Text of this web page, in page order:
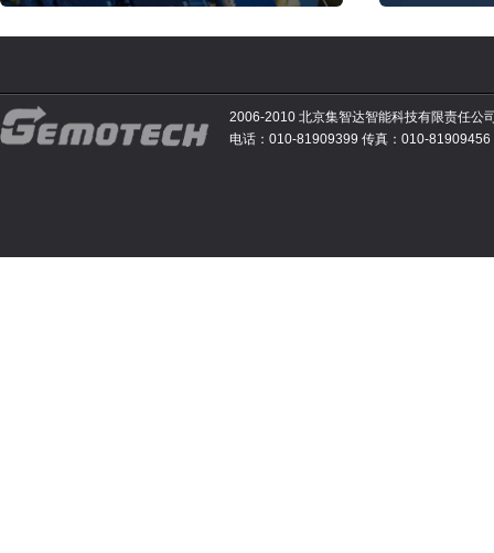
2006-2010 北京集智达智能科技有限责任公
电话：010-81909399 传真：010-